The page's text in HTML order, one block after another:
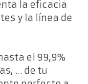
la eficacia
y la línea de
el 99,9%
… de tu